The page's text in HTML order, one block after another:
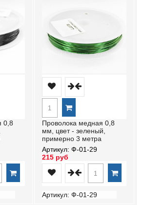
0,8
Проволока медная 0,8
мм, цвет - зеленый,
примерно 3 метра
Артикул: Ф-01-29
215 руб
Артикул: Ф-01-29